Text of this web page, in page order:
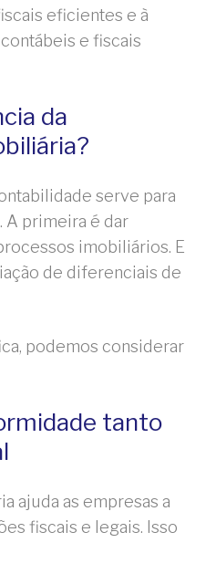
eficientes e à
e fiscais
da
serve para
A primeira é dar
imobiliários. E
de diferenciais de
podemos considerar
tanto
ajuda as empresas a
fiscais e legais. Isso